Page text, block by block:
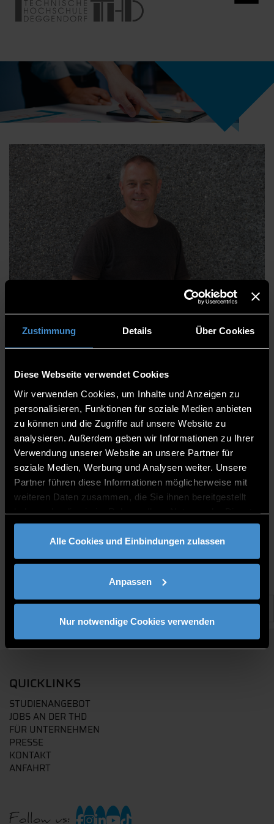
Zustimmung Details Über Cookies
Diese Webseite verwendet Cookies
Wir verwenden Cookies, um Inhalte und Anzeigen zu
personalisieren, Funktionen für soziale Medien anbieten
zu können und die Zugriffe auf unsere Website zu
analysieren. Außerdem geben wir Informationen zu Ihrer
Verwendung unserer Website an unsere Partner für
soziale Medien, Werbung und Analysen weiter. Unsere
Partner führen diese Informationen möglicherweise mit
weiteren Daten zusammen, die Sie ihnen bereitgestellt
gesammelt haben.
Alle Cookies und Einbindungen zulassen
Anpassen
Nur notwendige Cookies verwenden
Thomas Jenner
Rechtsangelegenheiten und Liegenschaften
Justiziariat Vertragsmanagement
Mitarbeiter
ITC2 2.46a
0991/3615-439
QUICKLINKS
STUDIENANGEBOT
JOBS AN DER THD
FÜR UNTERNEHMEN
PRESSE
KONTAKT
ANFAHRT
Follow us: